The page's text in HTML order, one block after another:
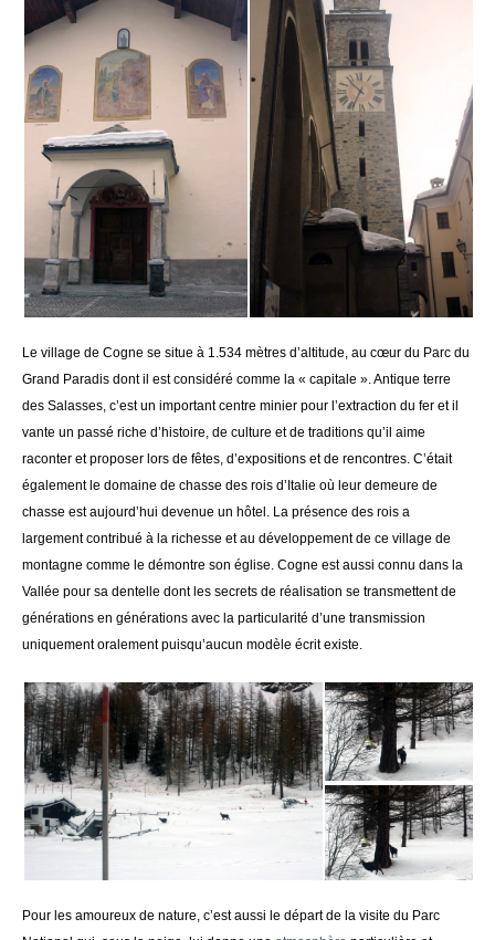
Le village de Cogne se situe à 1.534 mètres d’altitude, au cœur du Parc du
Grand Paradis dont il est considéré comme la « capitale ». Antique terre
des Salasses, c’est un important centre minier pour l’extraction du fer et il
vante un passé riche d’histoire, de culture et de traditions qu’il aime
raconter et proposer lors de fêtes, d’expositions et de rencontres. C’était
également le domaine de chasse des rois d’Italie où leur demeure de
chasse est aujourd’hui devenue un hôtel. La présence des rois a
largement contribué à la richesse et au développement de ce village de
montagne comme le démontre son église. Cogne est aussi connu dans la
Vallée pour sa dentelle dont les secrets de réalisation se transmettent de
générations en générations avec la particularité d’une transmission
uniquement oralement puisqu’aucun modèle écrit existe.
Pour les amoureux de nature, c’est aussi le départ de la visite du Parc